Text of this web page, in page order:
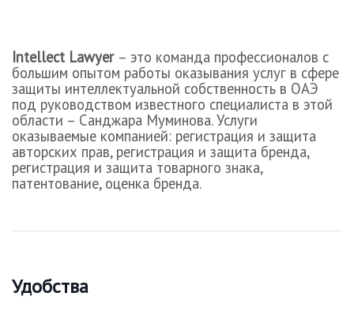
Intellect Lawyer – это команда профессионалов с
большим опытом работы оказывания услуг в сфере
защиты интеллектуальной собственность в ОАЭ
под руководством известного специалиста в этой
области – Санджара Муминова. Услуги
оказываемые компанией: регистрация и защита
авторских прав, регистрация и защита бренда,
регистрация и защита товарного знака,
патентование, оценка бренда.
Удобства